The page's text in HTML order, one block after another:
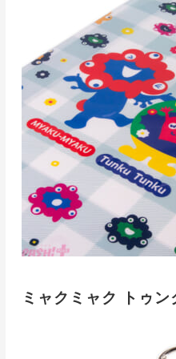
ミャクミャク トゥ